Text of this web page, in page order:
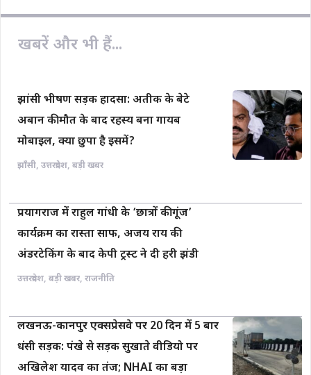
खबरें और भी हैं...
झांसी भीषण सड़क हादसा: अतीक के बेटे
अबान की मौत के बाद रहस्य बना गायब
मोबाइल, क्या छुपा है इसमें?
झाँसी, उत्तरप्रदेश, बड़ी खबर
प्रयागराज में राहुल गांधी के ‘छात्रों की गूंज’
कार्यक्रम का रास्ता साफ, अजय राय की
अंडरटेकिंग के बाद केपी ट्रस्ट ने दी हरी झंडी
उत्तरप्रदेश, बड़ी खबर, राजनीति
लखनऊ-कानपुर एक्सप्रेसवे पर 20 दिन में 5 बार
धंसी सड़क: पंखे से सड़क सुखाते वीडियो पर
अखिलेश यादव का तंज; NHAI का बड़ा